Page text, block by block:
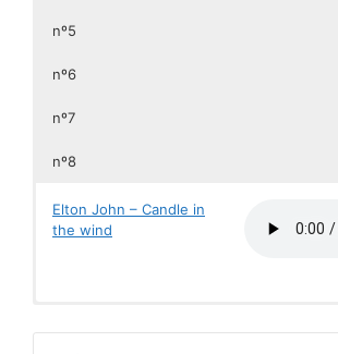
nº5
nº6
nº7
nº8
Elton John – Candle in
the wind
Dichterliebe
nº150
Chacona en Fa menor
Concierto RV 114